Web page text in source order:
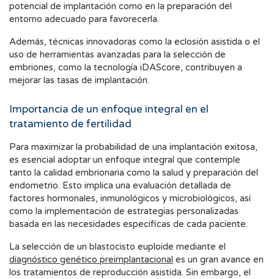
potencial de implantación como en la preparación del
entorno adecuado para favorecerla.
Además, técnicas innovadoras como la eclosión asistida o el
uso de herramientas avanzadas para la selección de
embriones, como la tecnología iDAScore, contribuyen a
mejorar las tasas de implantación.
Importancia de un enfoque integral en el
tratamiento de fertilidad
Para maximizar la probabilidad de una implantación exitosa,
es esencial adoptar un enfoque integral que contemple
tanto la calidad embrionaria como la salud y preparación del
endometrio. Esto implica una evaluación detallada de
factores hormonales, inmunológicos y microbiológicos, así
como la implementación de estrategias personalizadas
basada en las necesidades específicas de cada paciente.
La selección de un blastocisto euploide mediante el
diagnóstico genético preimplantacional
los tratamientos de reproducción asistida. Sin embargo, el